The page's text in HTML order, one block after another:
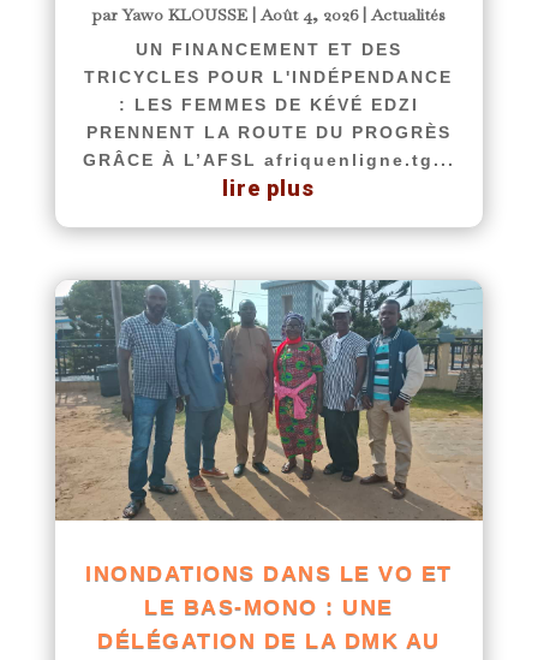
parYawo KLOUSSE |Août 4, 2026|Actualités
UN FINANCEMENT ET DES
TRICYCLES POUR L'INDÉPENDANCE
: LES FEMMES DE KÉVÉ EDZI
PRENNENT LA ROUTE DU PROGRÈS
GRÂCE À L’AFSL afriquenligne.tg...
lire plus
INONDATIONS DANS LE VO ET
LE BAS-MONO : UNE
DÉLÉGATION DE LA DMK AU